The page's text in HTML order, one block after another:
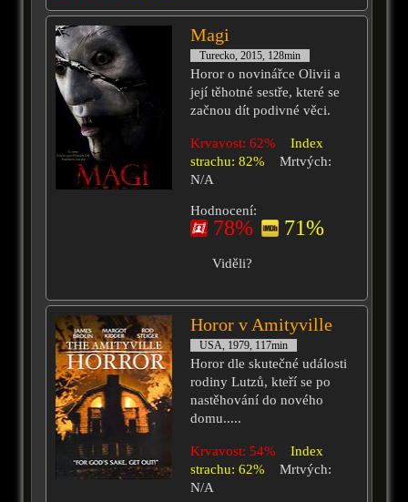
Magi
Turecko, 2015, 128min
Horor o novinářce Olivii a
její těhotné sestře, které se
začnou dít podivné věci.
Krvavost: 62%
Index
strachu: 82%
Mrtvých:
N/A
Hodnocení:
78% 71%
Viděli?
Horor v Amityville
USA, 1979, 117min
Horor dle skutečné události
rodiny Lutzů, kteří se po
nastěhování do nového
domu.....
Krvavost: 54%
Index
strachu: 62%
Mrtvých:
N/A